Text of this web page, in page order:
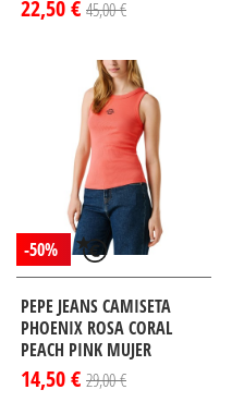
22,50 € 45,00 €
-50%
PEPE JEANS CAMISETA
PHOENIX ROSA CORAL
PEACH PINK MUJER
14,50 € 29,00 €